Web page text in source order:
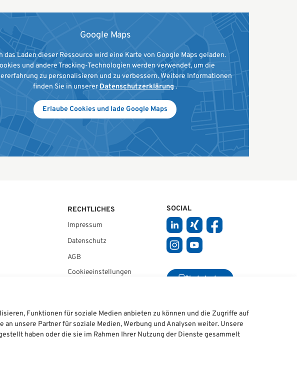
Google Maps
das Laden dieser Ressource wird eine Karte von Google Maps geladen.
und andere Tracking-Technologien werden verwendet, um die
zu personalisieren und zu verbessern. Weitere Informationen
finden Sie in unserer Datenschutzerklärung.
Erlaube Cookies und lade Google Maps
RECHTLICHES
Impressum
Datenschutz
AGB
Cookie­einstellungen
SOCIAL
Chat starten
Funktionen für soziale Medien anbieten zu können und die Zugriffe auf
unsere Partner für soziale Medien, Werbung und Analysen weiter. Unsere
haben oder die sie im Rahmen Ihrer Nutzung der Dienste gesammelt